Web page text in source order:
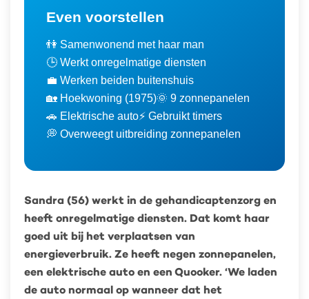
Even voorstellen
👫 Samenwonend met haar man
🕒 Werkt onregelmatige diensten
💼 Werken beiden buitenshuis
🏡 Hoekwoning (1975)🌞 9 zonnepanelen
🚗 Elektrische auto⚡ Gebruikt timers
💭 Overweegt uitbreiding zonnepanelen
Sandra (56) werkt in de gehandicaptenzorg en
heeft onregelmatige diensten. Dat komt haar
goed uit bij het verplaatsen van
energieverbruik. Ze heeft negen zonnepanelen,
een elektrische auto en een Quooker. ‘We laden
de auto normaal op wanneer dat het